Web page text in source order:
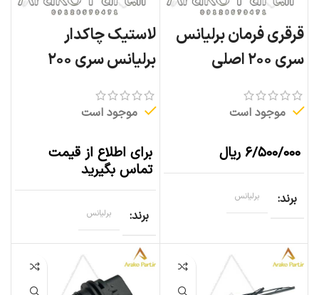
قرقری فرمان برلیانس
سری ۲۰۰ اصلی
موجود است
۶/۵۰۰/۰۰۰ ریال
برند برلیانس
لاستیک چاکدار
برلیانس سری ۲۰۰
موجود است
برای اطلاع از قیمت
تماس بگیرید
برند برلیانس